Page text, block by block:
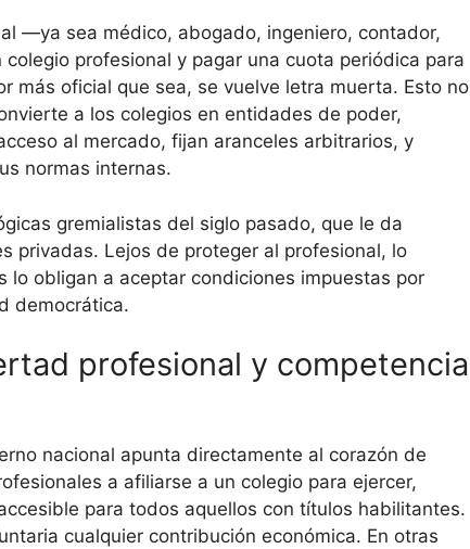
—ya sea médico, abogado, ingeniero, contador,
profesional y pagar una cuota periódica para
más oficial que sea, se vuelve letra muerta. Esto no
a los colegios en entidades de poder,
al mercado, fijan aranceles arbitrarios, y
normas internas.
gremialistas del siglo pasado, que le da
privadas. Lejos de proteger al profesional, lo
lo obligan a aceptar condiciones impuestas por
democrática.
profesional y competencia
nacional apunta directamente al corazón de
a afiliarse a un colegio para ejercer,
para todos aquellos con títulos habilitantes.
cualquier contribución económica. En otras